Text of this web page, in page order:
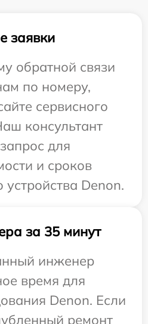
заявки
обратной связи
по номеру,
сервисного
консультант
для
и сроков
Denon.
за 35 минут
инженер
время для
Denon. Если
ремонт